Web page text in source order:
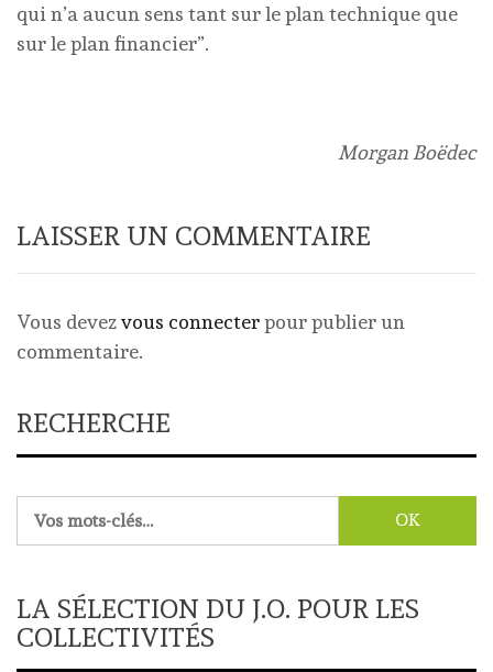
qui n’a aucun sens tant sur le plan technique que
sur le plan financier”.
Morgan Boëdec
LAISSER UN COMMENTAIRE
Vous devezvous connecterpour publier un
commentaire.
RECHERCHE
LA SÉLECTION DU J.O. POUR LES
COLLECTIVITÉS